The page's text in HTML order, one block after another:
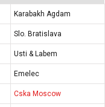
Karabakh Agdam
Slo. Bratislava
Usti & Labem
Emelec
Cska Moscow